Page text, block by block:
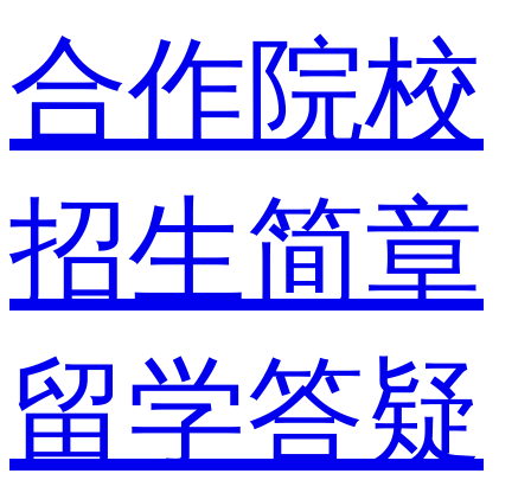
合作院校
招生简章
留学答疑